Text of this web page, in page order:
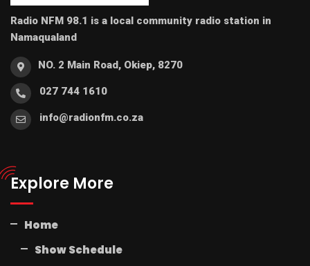
Radio NFM 98.1 is a local community radio station in
Namaqualand
NO. 2 Main Road, Okiep, 8270
027 744 1610
info@radionfm.co.za
Explore More
Home
Show Schedule